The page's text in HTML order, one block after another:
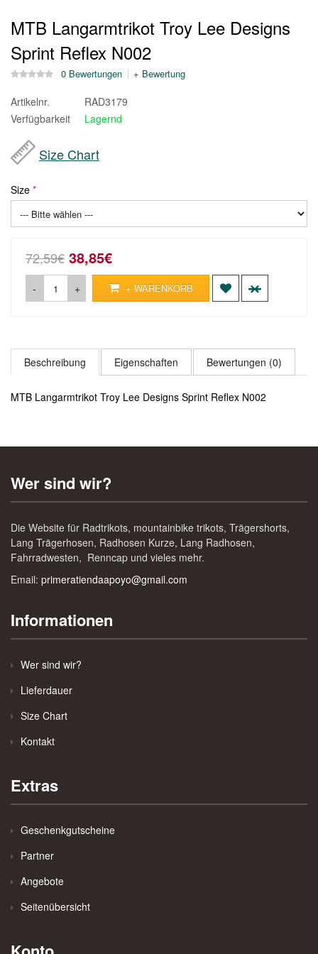
MTB Langarmtrikot Troy Lee Designs
Sprint Reflex N002
0 Bewertungen + Bewertung
Artikelnr.
RAD3179
Verfügbarkeit
Lagernd
Size Chart
Size
72,59€ 38,85€
- + + WARENKORB
Beschreibung Eigenschaften Bewertungen (0)
MTB Langarmtrikot Troy Lee Designs Sprint Reflex N002
Wer sind wir?
Die Website für Radtrikots, mountainbike trikots, Trägershorts,
Lang Trägerhosen, Radhosen Kurze, Lang Radhosen,
Fahrradwesten, Renncap und vieles mehr.
Email: primeratiendaapoyo@gmail.com
Informationen
Wer sind wir?
Lieferdauer
Size Chart
Kontakt
Extras
Geschenkgutscheine
Partner
Angebote
Seitenübersicht